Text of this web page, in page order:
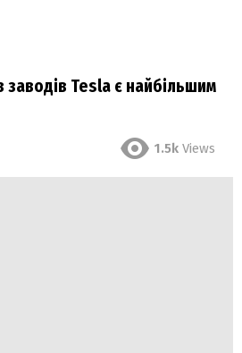
заводів Tesla є найбільшим
1.5k Views